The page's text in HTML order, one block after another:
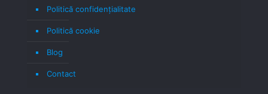
Politică confidenţialitate
Politică cookie
Blog
Contact